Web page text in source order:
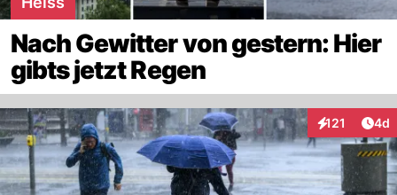
Nach Gewitter von gestern: Hier
gibts jetzt Regen
121
Interaktionen
4d